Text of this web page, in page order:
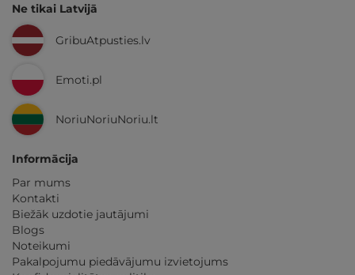
Ne tikai Latvijā
GribuAtpusties.lv
Emoti.pl
NoriuNoriuNoriu.lt
Informācija
Par mums
Kontakti
Biežāk uzdotie jautājumi
Blogs
Noteikumi
Pakalpojumu piedāvājumu izvietojums